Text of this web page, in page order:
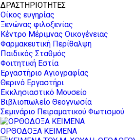
ΔΡΑΣΤΗΡΙΟΤΗΤΕΣ
Οίκος ευγηρίας
Ξενώνας φιλοξενίας
Κέντρο Μέριμνας Οικογένειας
Φαρμακευτική Περίθαλψη
Παιδικός Σταθμός
Φοιτητική Εστία
Εργαστήριο Αγιογραφίας
Θερινό Εργαστήρι
Εκκλησιαστικό Μουσείο
Βιβλιοπωλείο Θεογνωσία
Σεμινάριο Πειραματικού Φωτισμού
ΟΡΘΟΔΟΞΑ ΚΕΙΜΕΝΑ